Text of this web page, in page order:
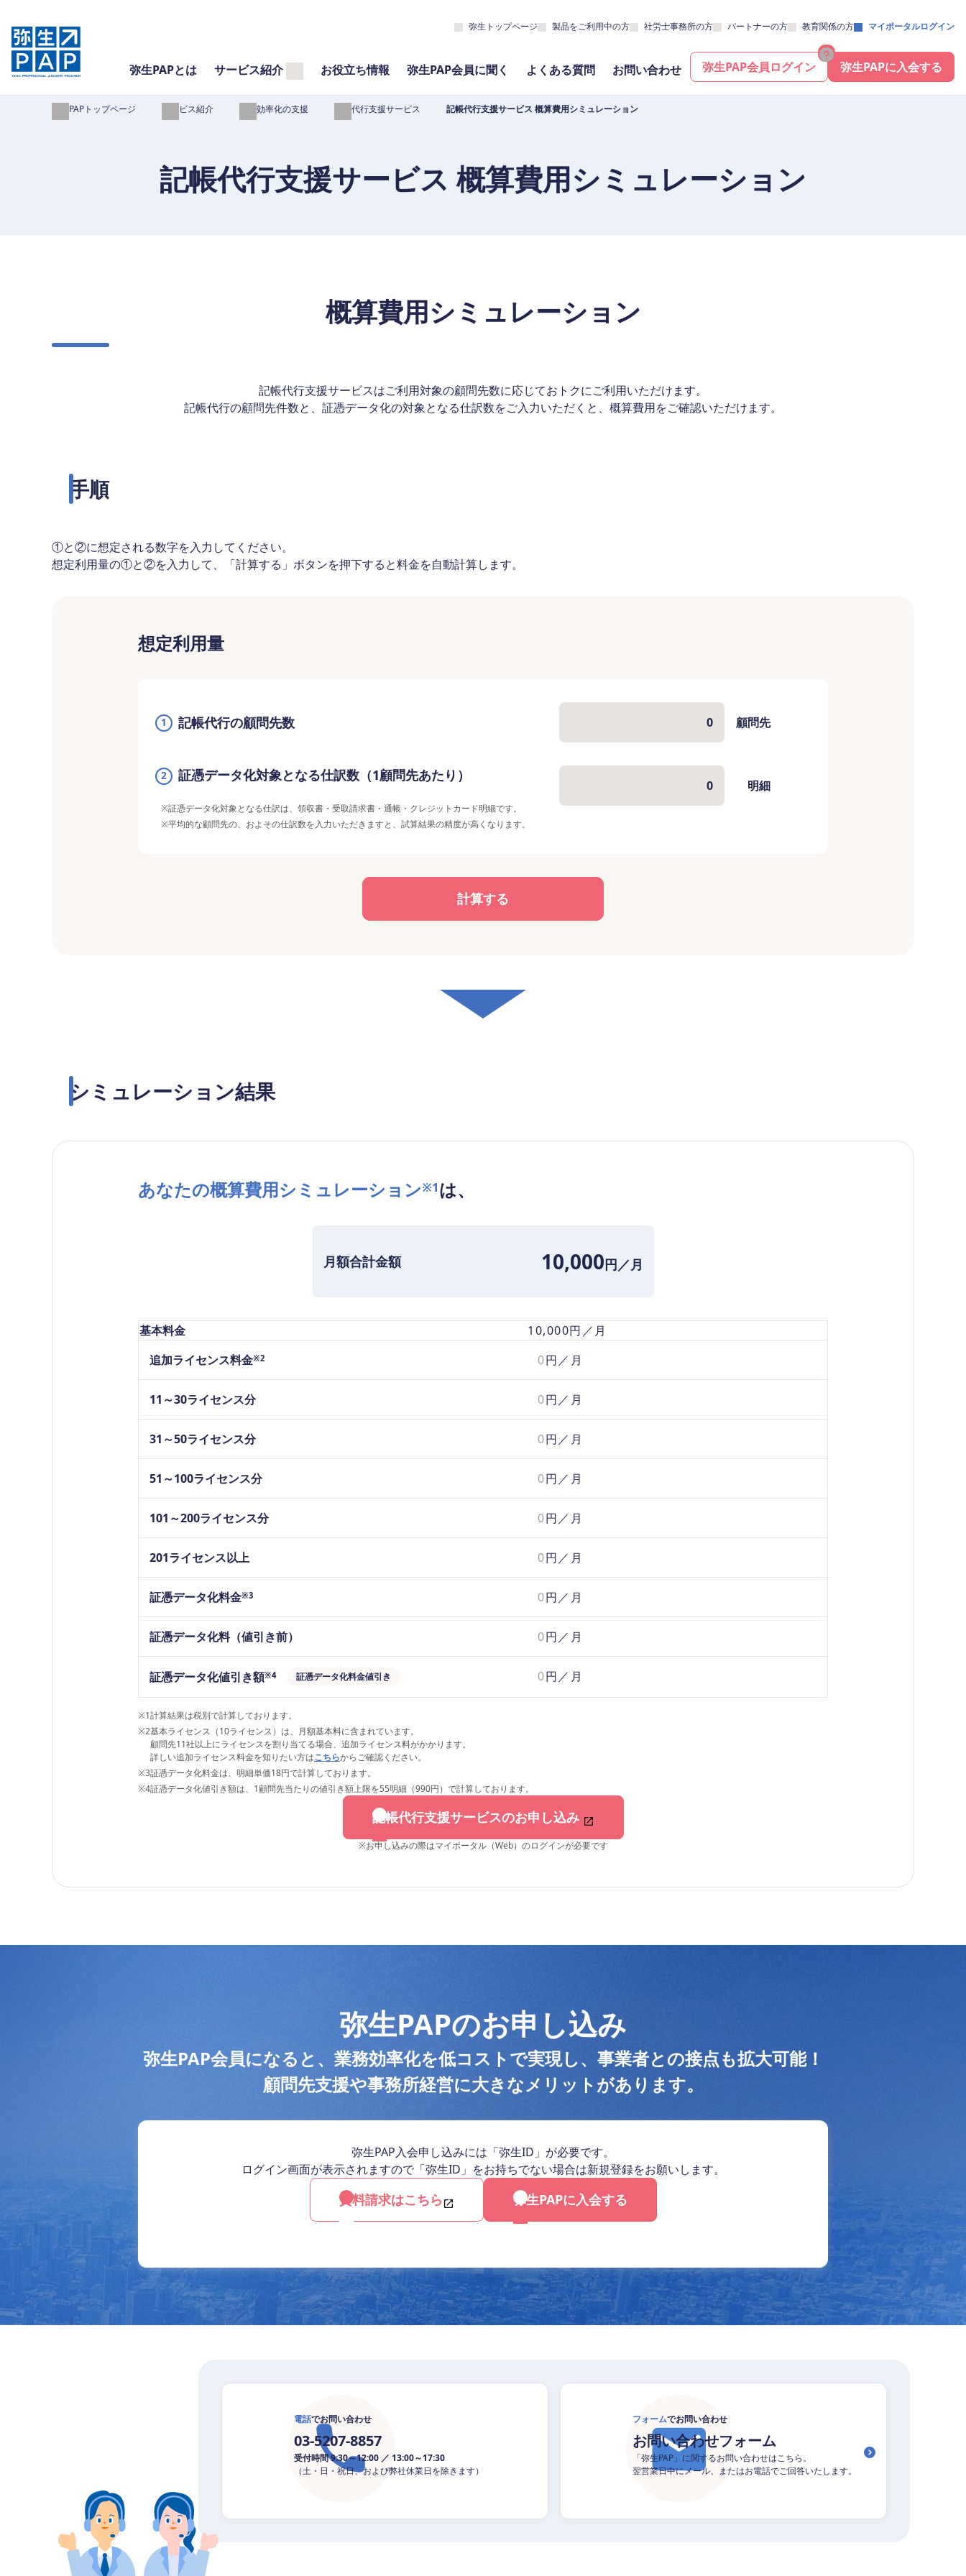
弥生トップページ 製品をご利用中の方 社労士事務所の方 パートナーの方 教育関係の方 マイポータルログイン
弥生PAPとは サービス紹介 お役立ち情報 弥生PAP会員に聞く よくある質問 お問い合わせ 弥生PAP会員ログイン 弥生PAPに入会する
弥生PAPトップページ サービス紹介 業務効率化の支援 記帳代行支援サービス 記帳代行支援サービス 概算費用シミュレーション
記帳代行支援サービス 概算費用シミュレーション
概算費用シミュレーション
記帳代行支援サービスはご利用対象の顧問先数に応じておトクにご利用いただけます。
記帳代行の顧問先件数と、証憑データ化の対象となる仕訳数をご入力いただくと、概算費用をご確認いただけます。
手順
①と②に想定される数字を入力してください。
想定利用量の①と②を入力して、「計算する」ボタンを押下すると料金を自動計算します。
想定利用量
1 記帳代行の顧問先数 顧問先
2 証憑データ化対象となる仕訳数 （1顧問先あたり）
※証憑データ化対象となる仕訳は、領収書・受取請求書・通帳・クレジットカード明細です。
※平均的な顧問先の、およその仕訳数を入力いただきますと、試算結果の精度が高くなります。
明細
計算する
シミュレーション結果
あなたの概算費用シミュレーション※1は、
月額合計金額 10,000円／月
基本料金 10,000円／月
追加ライセンス料金※2 0円／月
11～30ライセンス分 0円／月
31～50ライセンス分 0円／月
51～100ライセンス分 0円／月
101～200ライセンス分 0円／月
201ライセンス以上 0円／月
証憑データ化料金※3 0円／月
証憑データ化料（値引き前） 0円／月
証憑データ化値引き額※4 証憑データ化料金値引き 0円／月
※1計算結果は税別で計算しております。
※2基本ライセンス（10ライセンス）は、月額基本料に含まれています。
顧問先11社以上にライセンスを割り当てる場合、追加ライセンス料がかかります。
詳しい追加ライセンス料金を知りたい方はこちらからご確認ください。
※3証憑データ化料金は、明細単価18円で計算しております。
※4証憑データ化値引き額は、1顧問先当たりの値引き額上限を55明細（990円）で計算しております。
記帳代行支援サービスのお申し込み
※お申し込みの際はマイポータル（Web）のログインが必要です
弥生PAPのお申し込み
弥生PAP会員になると、業務効率化を低コストで実現し、事業者との接点も拡大可能！
顧問先支援や事務所経営に大きなメリットがあります。
弥生PAP入会申し込みには「弥生ID」が必要です。
ログイン画面が表示されますので「弥生ID」をお持ちでない場合は新規登録をお願いします。
資料請求はこちら 弥生PAPに入会する
電話でお問い合わせ
03-5207-8857
受付時間 9:30～12:00 ／ 13:00～17:30
（土・日・祝日、および弊社休業日を除きます）
フォームでお問い合わせ
お問い合わせフォーム
「弥生PAP」に関するお問い合わせはこちら。
翌営業日中にメール、またはお電話でご回答いたします。